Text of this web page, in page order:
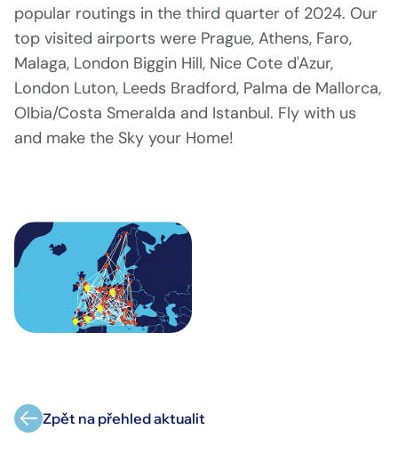
popular routings in the third quarter of 2024. Our
top visited airports were Prague, Athens, Faro,
Malaga, London Biggin Hill, Nice Cote d'Azur,
London Luton, Leeds Bradford, Palma de Mallorca,
Olbia/Costa Smeralda and Istanbul. Fly with us
and make the Sky your Home!
Zpět na přehled aktualit